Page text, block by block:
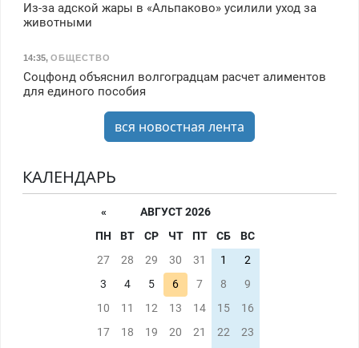
Из-за адской жары в «Альпаково» усилили уход за
животными
14:35, ОБЩЕСТВО
Соцфонд объяснил волгоградцам расчет алиментов
для единого пособия
вся новостная лента
КАЛЕНДАРЬ
«
АВГУСТ 2026
ПН
ВТ СР ЧТ ПТ СБ
ВС
27
28 29 30 31 1
2
3
4 5 6 7 8
9
10
11 12 13 14 15
16
17
18 19 20 21 22
23